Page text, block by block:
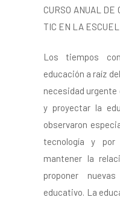
CURSO ANUAL DE
TIC EN LA
Los tiempos
educación a raíz
necesidad urgente
y proyectar la
observaron
tecnología y
mantener la
proponer
educativo. La